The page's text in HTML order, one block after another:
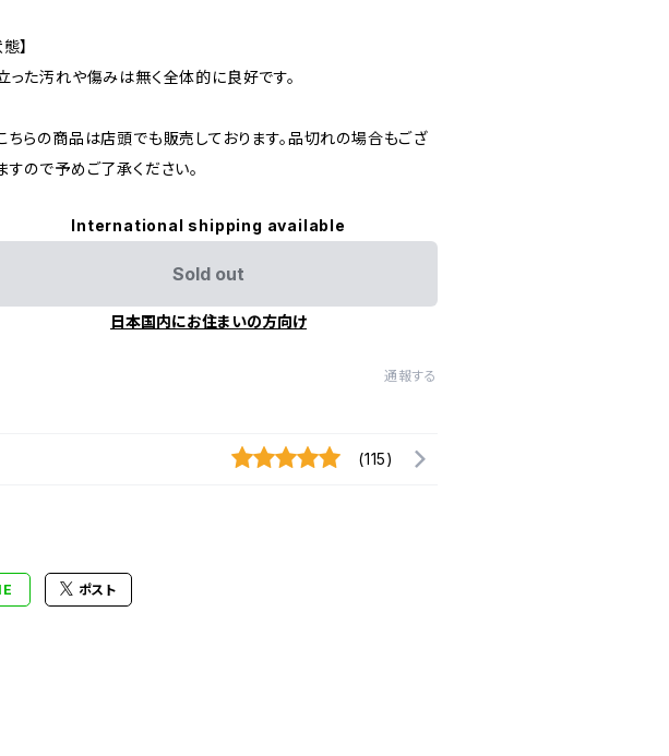
態】
った汚れや傷みは無く全体的に良好です。
ちらの商品は店頭でも販売しております。品切れの場合もござ
すので予めご了承ください。
International shipping available
Sold out
日本国内にお住まいの方向け
通報する
(115)
ポスト